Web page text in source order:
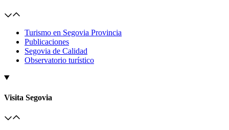
Turismo en Segovia Provincia
Publicaciones
Segovia de Calidad
Observatorio turístico
Visita Segovia